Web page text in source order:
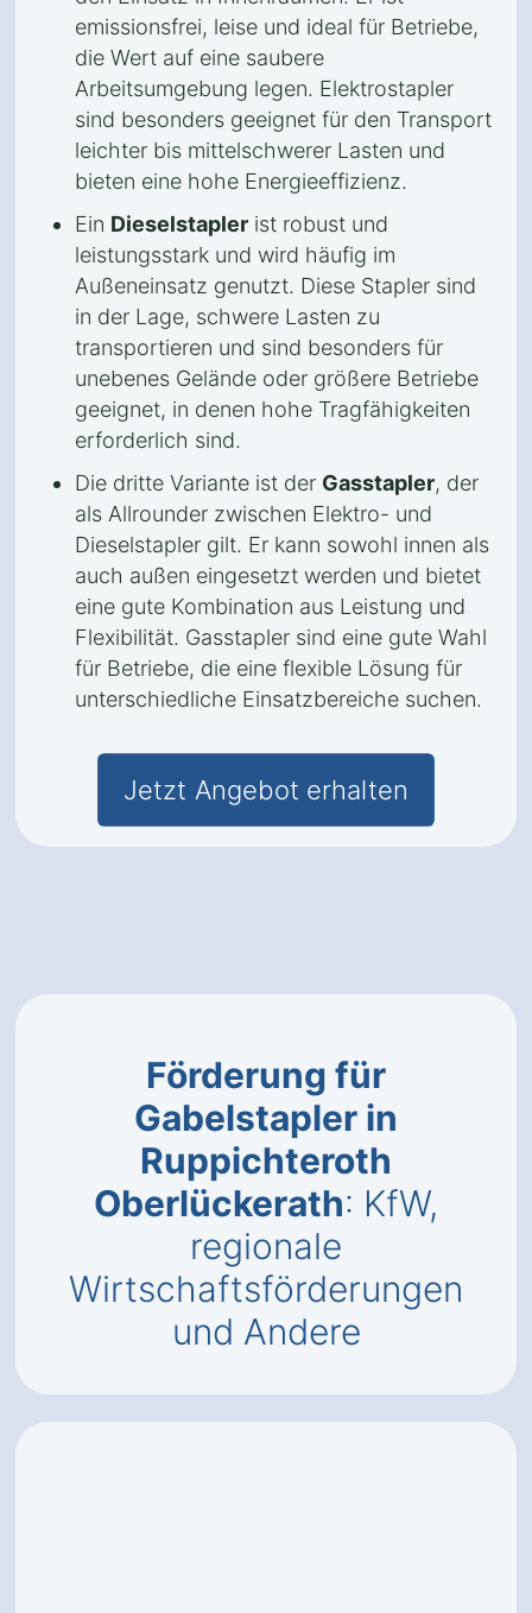
emissionsfrei, leise und ideal für Betriebe,
die Wert auf eine saubere
Arbeitsumgebung legen. Elektrostapler
sind besonders geeignet für den Transport
leichter bis mittelschwerer Lasten und
bieten eine hohe Energieeffizienz.
Ein Dieselstapler ist robust und
leistungsstark und wird häufig im
Außeneinsatz genutzt. Diese Stapler sind
in der Lage, schwere Lasten zu
transportieren und sind besonders für
unebenes Gelände oder größere Betriebe
geeignet, in denen hohe Tragfähigkeiten
erforderlich sind.
Die dritte Variante ist der Gasstapler, der
als Allrounder zwischen Elektro- und
Dieselstapler gilt. Er kann sowohl innen als
auch außen eingesetzt werden und bietet
eine gute Kombination aus Leistung und
Flexibilität. Gasstapler sind eine gute Wahl
für Betriebe, die eine flexible Lösung für
unterschiedliche Einsatzbereiche suchen.
Jetzt Angebot erhalten
Förderung für
Gabelstapler in
Ruppichteroth
Oberlückerath: KfW,
regionale
Wirtschaftsförderungen
und Andere